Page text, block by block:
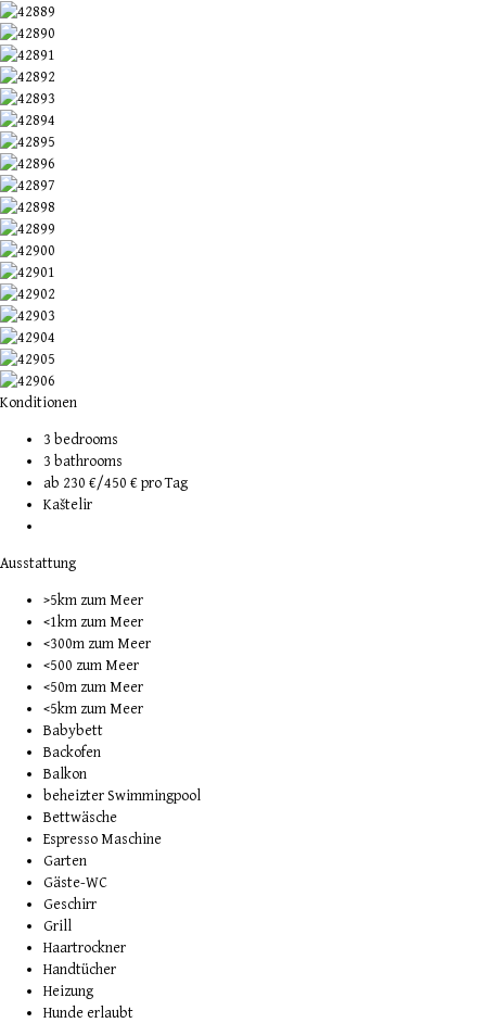
Konditionen
3 bedrooms
3 bathrooms
ab 230 €/450 € pro Tag
Kaštelir
Ausstattung
>5km zum Meer
<1km zum Meer
<300m zum Meer
<500 zum Meer
<50m zum Meer
<5km zum Meer
Babybett
Backofen
Balkon
beheizter Swimmingpool
Bettwäsche
Espresso Maschine
Garten
Gäste-WC
Geschirr
Grill
Haartrockner
Handtücher
Heizung
Hunde erlaubt